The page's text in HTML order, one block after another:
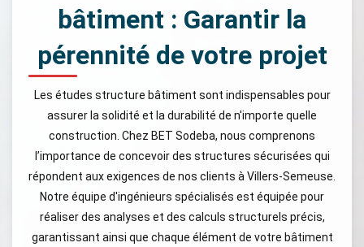
bâtiment : Garantir la
pérennité de votre projet
Les études structure bâtiment sont indispensables pour
assurer la solidité et la durabilité de n'importe quelle
construction. Chez BET Sodeba, nous comprenons
l’importance de concevoir des structures sécurisées qui
répondent aux exigences de nos clients à Villers-Semeuse.
Notre équipe d'ingénieurs spécialisés est équipée pour
réaliser des analyses et des calculs structurels précis,
garantissant ainsi que chaque élément de votre bâtiment